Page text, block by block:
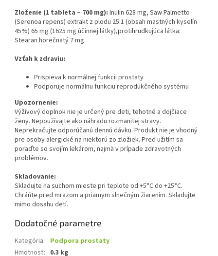
Zloženie (1 tableta – 700 mg): Inulin 628 mg, Saw Palmetto
(Serenoa repens) extrakt z plodu 25:1 (obsah mastných kyselín
45%) 65 mg (1625 mg účinnej látky),protihrudkujúca látka:
Stearan horečnatý 7 mg
Vzťah k zdraviu:
Prispieva k normálnej funkcii prostaty
Podporuje normálnu funkciu reprodukčného systému
Upozornenie:
Výživový doplnok nie je určený pre deti, tehotné a dojčiace
ženy. Nepoužívajte ako náhradu rozmanitej stravy.
Neprekračujte odporúčanú dennú dávku. Produkt nie je vhodný
pre osoby alergické na niektorú zo zložiek. Pred užitím sa
poraďte so svojím lekárom, najmä v prípade zdravotných
problémov.
Skladovanie:
Skladujte na suchom mieste pri teplote od +5°C do +25°C.
Chráňte pred mrazom a priamym slnečným žiarením. Skladujte
mimo dosahu detí.
Dodatočné parametre
Kategória:
Podpora prostaty
Hmotnosť: 0.3 kg